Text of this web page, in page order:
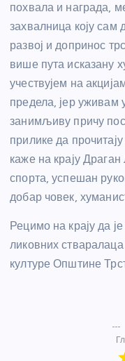
похвала и награда,
захвалница коју
развој и допринос
више пута исказану
учествујем на
предела, јер уживам
занимљиву причу
прилике да
каже на крају
спорта, успешан
добар човек,
Рецимо на крају да
ликовних стваралаца
културе Општине